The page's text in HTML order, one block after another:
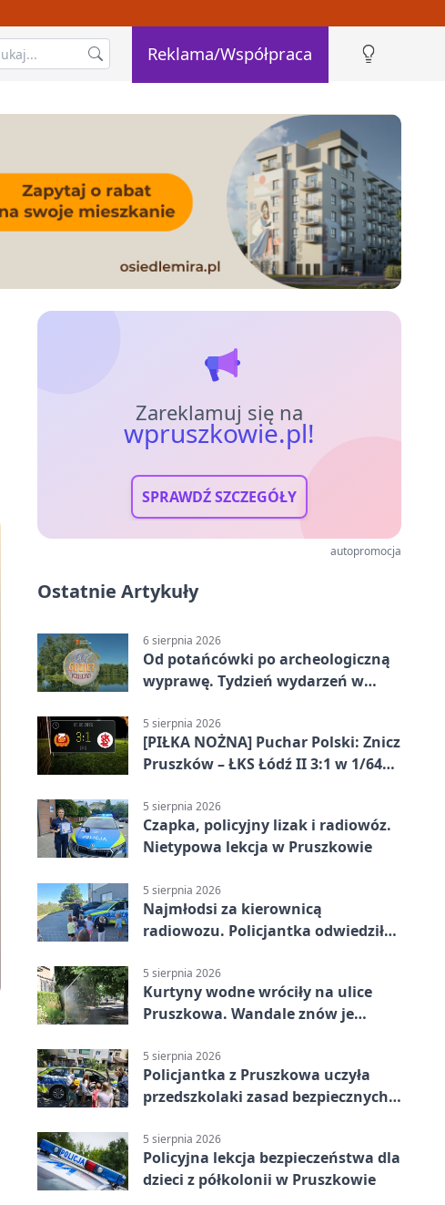
Reklama/Współpraca
Zareklamuj się na
wpruszkowie.pl!
SPRAWDŹ SZCZEGÓŁY
autopromocja
Ostatnie Artykuły
6 sierpnia 2026
Od potańcówki po archeologiczną
wyprawę. Tydzień wydarzeń w
5 sierpnia 2026
[PIŁKA NOŻNA] Puchar Polski: Znicz
Pruszków – ŁKS Łódź II 3:1 w 1/64
5 sierpnia 2026
Czapka, policyjny lizak i radiowóz.
Nietypowa lekcja w Pruszkowie
5 sierpnia 2026
Najmłodsi za kierownicą
radiowozu. Policjantka odwiedziła
5 sierpnia 2026
Kurtyny wodne wróciły na ulice
Pruszkowa. Wandale znów je
5 sierpnia 2026
Policjantka z Pruszkowa uczyła
przedszkolaki zasad bezpiecznych
5 sierpnia 2026
Policyjna lekcja bezpieczeństwa dla
dzieci z półkolonii w Pruszkowie